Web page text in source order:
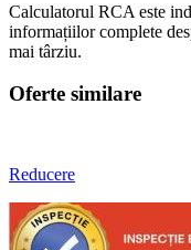
Calculatorul RCA este
informațiilor complete
mai târziu.
Oferte similare
Reducere